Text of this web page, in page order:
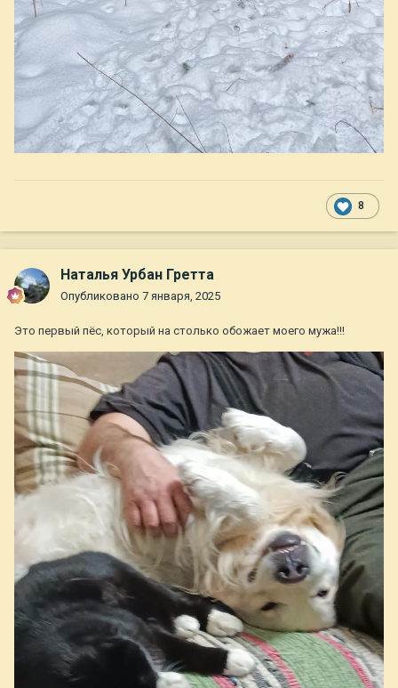
8
Наталья Урбан Гретта
Опубликовано 7 января, 2025
Это первый пёс, который на столько обожает моего мужа!!!